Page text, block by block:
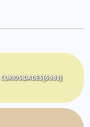
CURIOSIDADES(6982)